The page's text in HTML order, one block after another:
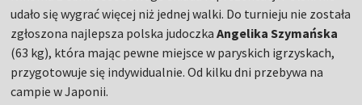
udało się wygrać więcej niż jednej walki. Do turnieju nie została
zgłoszona najlepsza polska judoczkaAngelika Szymańska
(63 kg), która mając pewne miejsce w paryskich igrzyskach,
przygotowuje się indywidualnie. Od kilku dni przebywa na
campie w Japonii.